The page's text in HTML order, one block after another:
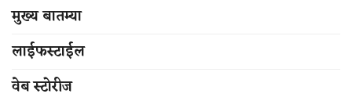
मुख्य बातम्या
लाईफस्टाईल
वेब स्टोरीज